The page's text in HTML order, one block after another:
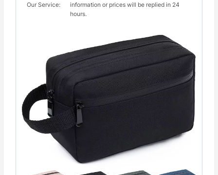
Our Service:
information or prices will be replied in 24
hours.